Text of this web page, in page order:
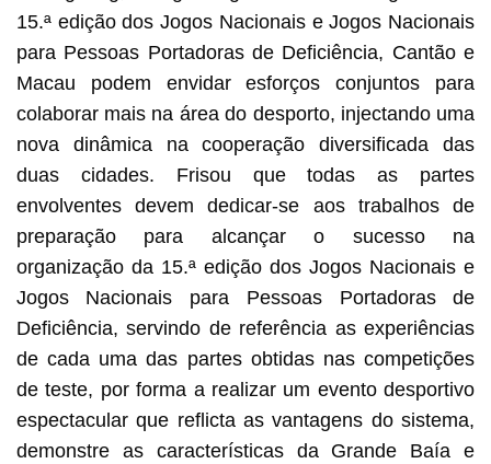
15.ª edição dos Jogos Nacionais e Jogos Nacionais
para Pessoas Portadoras de Deficiência, Cantão e
Macau podem envidar esforços conjuntos para
colaborar mais na área do desporto, injectando uma
nova dinâmica na cooperação diversificada das
duas cidades. Frisou que todas as partes
envolventes devem dedicar-se aos trabalhos de
preparação para alcançar o sucesso na
organização da 15.ª edição dos Jogos Nacionais e
Jogos Nacionais para Pessoas Portadoras de
Deficiência, servindo de referência as experiências
de cada uma das partes obtidas nas competições
de teste, por forma a realizar um evento desportivo
espectacular que reflicta as vantagens do sistema,
demonstre as características da Grande Baía e